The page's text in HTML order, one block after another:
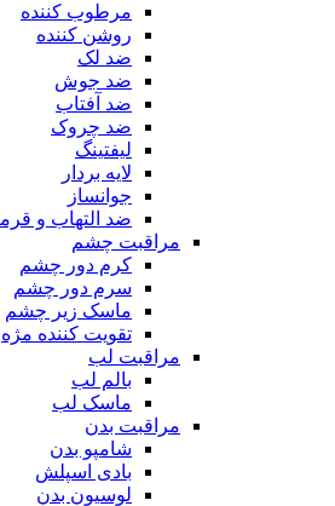
مرطوب کننده
روشن کننده
ضد لک
ضد جوش
ضد آفتاب
ضد چروک
لیفتینگ
لایه بردار
جوانساز
ضد التهاب و
مراقبت چشم
کرم دور چشم
سرم دور چشم
ماسک زیر چشم
تقویت کننده مژه
مراقبت لب
بالم لب
ماسک لب
مراقبت بدن
شامپو بدن
بادی اسپلش
لوسیون بدن